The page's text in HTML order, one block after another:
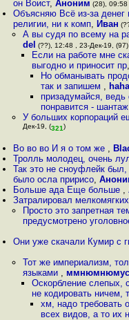
он Воист,Аноним (28), 09:58
Объясняю Всё из-за денег
религии, ни к комп, Иван
А вы судя по всему на
del
(??), 12:48 , 23-Дек-19, (97)
Если на работе мне
выгодно и приносит пр,
Но обманывать
так и запишем ,
призадумайся,
понравится -
У больших корпораций
Дек-19, (321)
Во во во И я о том же ,
Тролль молодец, очень
Так это не сноуфлейк
было осла пририсо,
Больше ада Еще больше ,
Затралировал
Просто это запретная
предусмотрено
Они уже скачали Кумир с
Тот же империализм,
языками , ммнюмнюмус
Оскорбление слепых,
не кодировать ничем, т
хм, надо требовать
всех видов, а то их